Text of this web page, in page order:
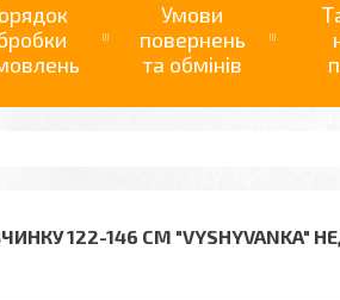
Умови
повернень
та обмінів
122-146 СМ "VYSHYVANKA"